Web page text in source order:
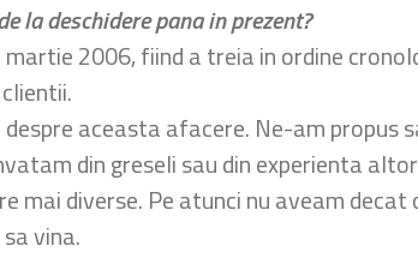
la deschidere pana in prezent?
2006, fiind a treia in ordine
aceasta afacere. Ne-am propus
din greseli sau din experienta
mai diverse. Pe atunci nu aveam
vina.